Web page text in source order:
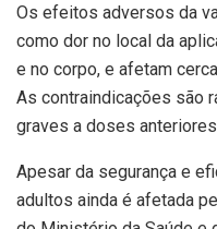
Os efeitos adversos da
como dor no local da
e no corpo, e afetam
As contraindicações são
graves a doses
Apesar da segurança e
adultos ainda é afetada